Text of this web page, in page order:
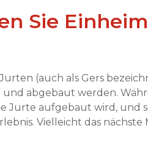
Sie
(auch als Gers
abgebaut werden.
Jurte aufgebaut wird, und
Vielleicht das